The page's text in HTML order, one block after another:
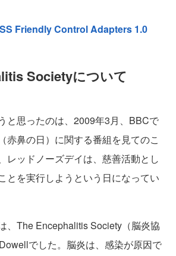
Friendly Control Adapters 1.0
Societyについて
と思ったのは、2009年3月、BBCで
（赤鼻の日）に関する番組を見てのこ
レッドノーズデイは、慈善活動とし
とを実行しようという日になってい
、The Encephalitis Society（脳炎協
でした。脳炎は、感染が原因で